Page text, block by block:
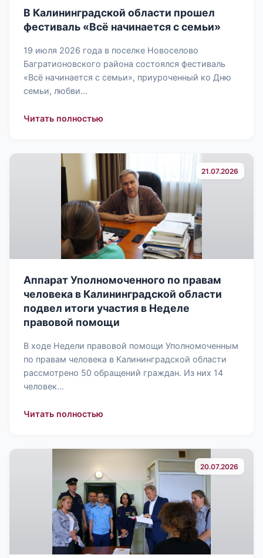
В Калининградской области прошел
фестиваль «Всё начинается с семьи»
19 июля 2026 года в поселке Новоселово
Багратионовского района состоялся фестиваль
«Всё начинается с семьи», приуроченный ко Дню
семьи, любви…
Читать полностью: В Калининградской области
21.07.2026
Аппарат Уполномоченного по правам
человека в Калининградской области
подвел итоги участия в Неделе
правовой помощи
В ходе Недели правовой помощи Уполномоченным
по правам человека в Калининградской области
рассмотрено 50 обращений граждан. Из них 14
человек…
Читать полностью: Аппарат Уполномоченного по
20.07.2026